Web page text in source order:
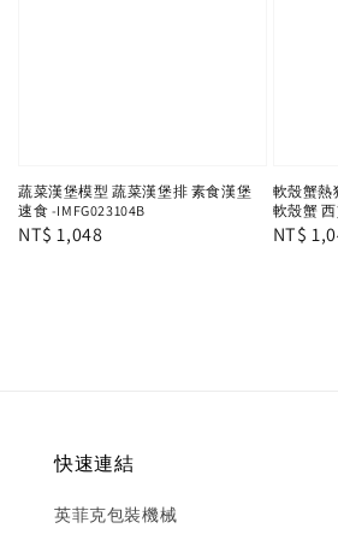
蔬菜漢堡模型 蔬菜漢堡排 素食漢堡
速食 -IMFG023104B
Regular
NT$ 1,048
軟殼蟹熱
軟殼蟹 西
Regular
NT$
快速連結
英菲克包裝機械